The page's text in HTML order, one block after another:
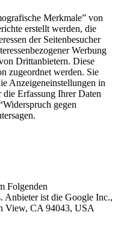
Merkmale” von
erstellt werden, die
der Seitenbesucher
Werbung
Drittanbietern. Diese
zugeordnet werden. Sie
Anzeigeneinstellungen in
Erfassung Ihrer Daten
gegen
Folgenden
Anbieter ist die Google Inc.,
View, CA 94043, USA